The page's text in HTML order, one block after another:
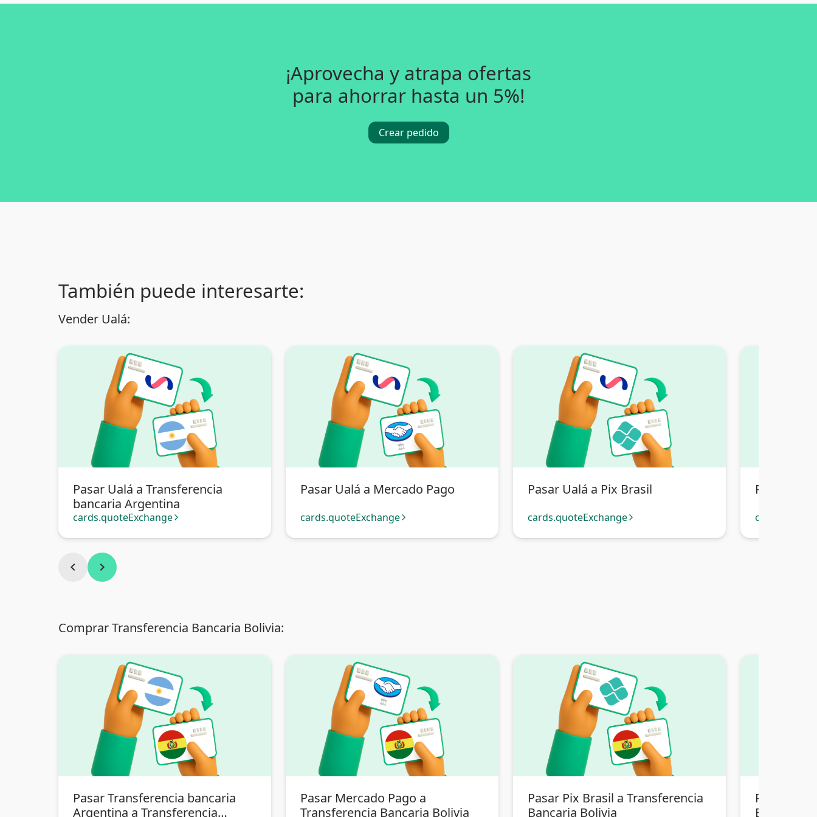
¡Aprovecha y atrapa ofertas
para ahorrar hasta un 5%!
Crear pedido
También puede interesarte:
Vender Ualá:
Pasar Ualá a Transferencia
bancaria Argentina
cards.quoteExchange arrow_forward_ios
Pasar Ualá a Mercado Pago
cards.quoteExchange arrow_forward_ios
Pasar Ualá a Pix Brasil
cards.quoteExchange arrow_forward_ios
Pasar
chevron_left chevron_right
Comprar Transferencia Bancaria Bolivia:
Pasar Transferencia bancaria
Argentina a Transferencia
Pasar Mercado Pago a
Transferencia Bancaria Bolivia
Pasar Pix Brasil a Transferencia
Bancaria Bolivia
Pasar
Bancaria